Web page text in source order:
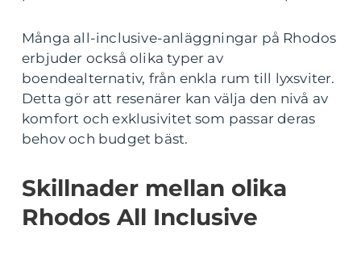
Många all-inclusive-anläggningar på Rhodos
erbjuder också olika typer av
boendealternativ, från enkla rum till lyxsviter.
Detta gör att resenärer kan välja den nivå av
komfort och exklusivitet som passar deras
behov och budget bäst.
Skillnader mellan olika
Rhodos All Inclusive